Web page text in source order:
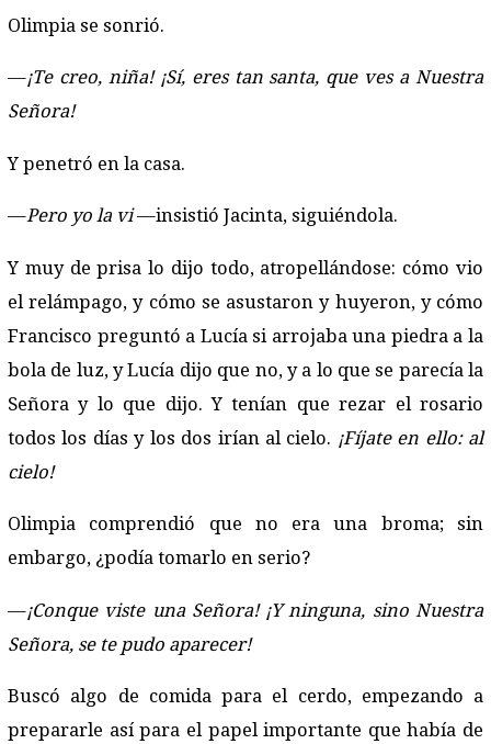
Olimpia se sonrió.
—¡Te creo, niña! ¡Sí, eres tan santa, que ves a Nuestra
Señora!
Y penetró en la casa.
—Pero yo la vi—insistió Jacinta, siguiéndola.
Y muy de prisa lo dijo todo, atropellándose: cómo vio
el relámpago, y cómo se asustaron y huyeron, y cómo
Francisco preguntó a Lucía si arrojaba una piedra a la
bola de luz, y Lucía dijo que no, y a lo que se parecía la
Señora y lo que dijo. Y tenían que rezar el rosario
todos los días y los dos irían al cielo. ¡Fíjate en ello: al
cielo!
Olimpia comprendió que no era una broma; sin
embargo, ¿podía tomarlo en serio?
—¡Conque viste una Señora! ¡Y ninguna, sino Nuestra
Señora, se te pudo aparecer!
Buscó algo de comida para el cerdo, empezando a
prepararle así para el papel importante que había de